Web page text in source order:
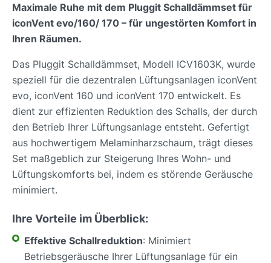
Maximale Ruhe mit dem Pluggit Schalldämmset für
iconVent evo/160/ 170 – für ungestörten Komfort in
Ihren Räumen.
Das Pluggit Schalldämmset, Modell ICV1603K, wurde
speziell für die dezentralen Lüftungsanlagen iconVent
evo, iconVent 160 und iconVent 170 entwickelt. Es
dient zur effizienten Reduktion des Schalls, der durch
den Betrieb Ihrer Lüftungsanlage entsteht. Gefertigt
aus hochwertigem Melaminharzschaum, trägt dieses
Set maßgeblich zur Steigerung Ihres Wohn- und
Lüftungskomforts bei, indem es störende Geräusche
minimiert.
Ihre Vorteile im Überblick:
Effektive Schallreduktion: Minimiert
Betriebsgeräusche Ihrer Lüftungsanlage für ein